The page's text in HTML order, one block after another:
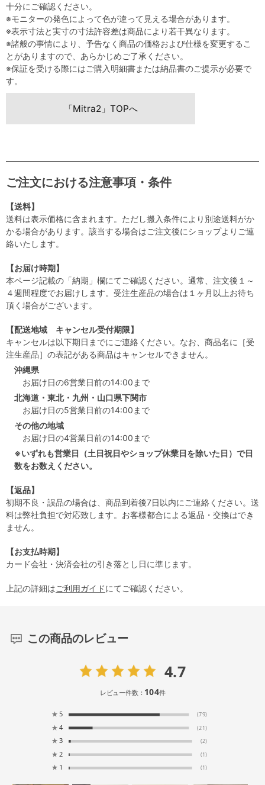
十分にご確認ください。
※モニターの発色によって色が違って見える場合があります。
※表示寸法と実寸の寸法許容差は商品により若干異なります。
※諸般の事情により、予告なく商品の価格および仕様を変更するこ
とがありますので、あらかじめご了承ください。
※保証を受ける際にはご購入明細書または納品書のご提示が必要で
す。
「Mitra2」TOPへ
ご注文における注意事項・条件
【送料】
送料は表示価格に含まれます。ただし搬入条件により別途送料がか
かる場合があります。該当する場合はご注文後にショップよりご連
絡いたします。
【お届け時期】
本ページ記載の「納期」欄にてご確認ください。通常、注文後１～
４週間程度でお届けします。受注生産品の場合は１ヶ月以上お待ち
頂く場合がございます。
【配送地域 キャンセル受付期限】
キャンセルは以下期日までにご連絡ください。なお、商品名に［受
注生産品］の表記がある商品はキャンセルできません。
沖縄県
お届け日の6営業日前の14:00まで
北海道・東北・九州・山口県下関市
お届け日の5営業日前の14:00まで
その他の地域
お届け日の4営業日前の14:00まで
※いずれも営業日（土日祝日やショップ休業日を除いた日）で日
数をお数えください。
【返品】
初期不良・誤品の場合は、商品到着後7日以内にご連絡ください。送
料は弊社負担で対応致します。お客様都合による返品・交換はでき
ません。
【お支払時期】
カード会社・決済会社の引き落とし日に準じます。
上記の詳細はご利用ガイドにてご確認ください。
この商品のレビュー
4.7
レビュー件数： 104件
★ 5 (79)
★ 4 (21)
★ 3 (2)
★ 2 (1)
★ 1 (1)